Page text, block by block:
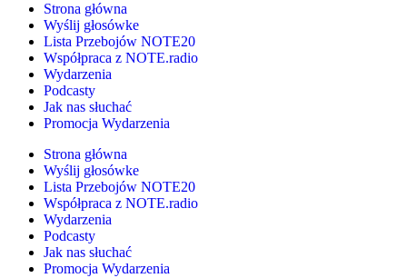
Strona główna
Wyślij głosówke
Lista Przebojów NOTE20
Współpraca z NOTE.radio
Wydarzenia
Podcasty
Jak nas słuchać
Promocja Wydarzenia
Strona główna
Wyślij głosówke
Lista Przebojów NOTE20
Współpraca z NOTE.radio
Wydarzenia
Podcasty
Jak nas słuchać
Promocja Wydarzenia